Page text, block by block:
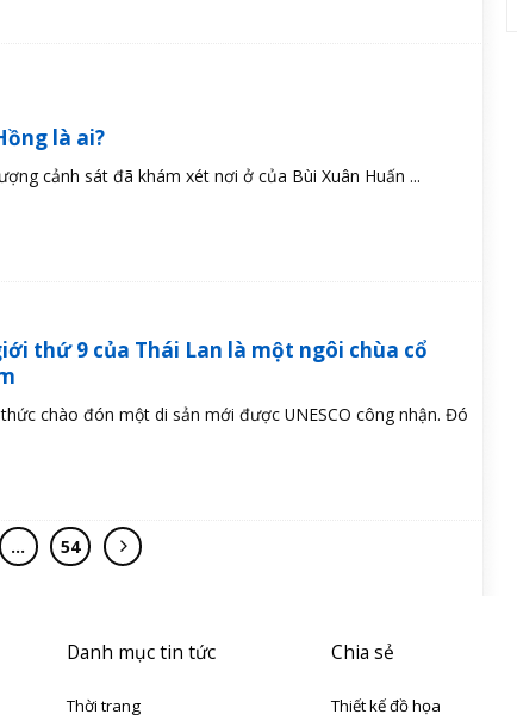
là ai?
cảnh sát đã khám xét nơi ở của Bùi Xuân Huấn ...
thứ 9 của Thái Lan là một ngôi chùa cổ
chào đón một di sản mới được UNESCO công nhận. Đó
… 54
Danh mục tin tức
Thời trang
Chia sẻ
Thiết kế đồ họa